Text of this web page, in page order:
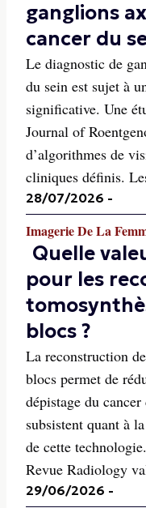
ganglions
cancer du
Le diagnostic de
du sein est sujet à
significative. Une
Journal of
d’algorithmes de
cliniques définis.
28/07/2026 -
Imagerie De La
Quelle
pour les
blocs ?
La reconstruction
blocs permet de
dépistage du
subsistent quant à
de cette
Revue Radiology
29/06/2026 -